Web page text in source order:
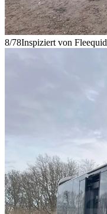
8/78Inspiziert von Fleequid